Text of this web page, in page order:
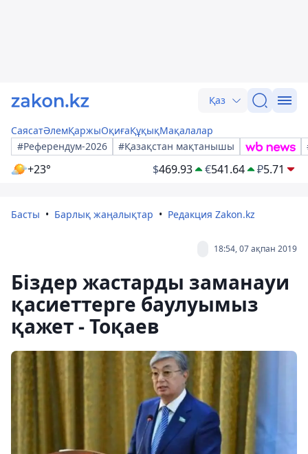
Қаз
СаясатӘлемҚаржыОқиғаҚұқықМақалалар
#Референдум-2026
#Қазақстан мақтанышы
+23° $469.93 €541.64 ₽5.71
Басты Барлық жаңалықтар Редакция Zakon.kz
18:54, 07 ақпан 2019
Біздер жастарды заманауи
қасиеттерге баулуымыз
қажет - Тоқаев